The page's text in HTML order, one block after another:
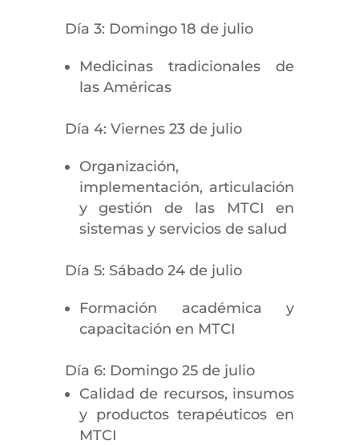
Día 3: Domingo 18 de julio
Medicinas tradicionales de
las Américas
Día 4: Viernes 23 de julio
Organización,
implementación, articulación
y gestión de las MTCI en
sistemas y servicios de salud
Día 5: Sábado 24 de julio
Formación académica y
capacitación en MTCI
Día 6: Domingo 25 de julio
Calidad de recursos, insumos
y productos terapéuticos en
MTCI